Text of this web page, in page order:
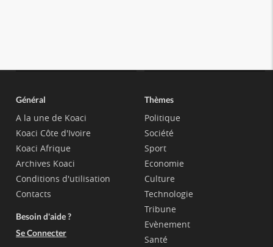
Général
A la une de Koaci
Koaci Côte d'Ivoire
Koaci Afrique
Archives Koaci
Conditions d'utilisation
Contacts
Besoin d'aide ?
Se Connecter
Thèmes
Politique
Société
Sport
Economie
Culture
Technologie
Tribune
Evènement
Santé